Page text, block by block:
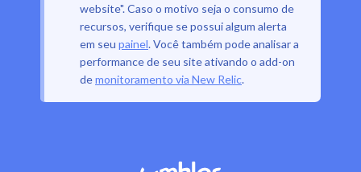
website". Caso o motivo seja o consumo de
recursos, verifique se possui algum alerta
em seu painel. Você também pode analisar a
performance de seu site ativando o add-on
demonitoramento via New Relic.